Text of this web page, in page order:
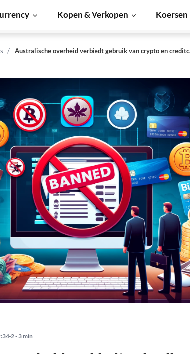
Kopen & Verkopen Koersen
Australische overheid verbiedt gebruik van crypto en
2 - 3 min